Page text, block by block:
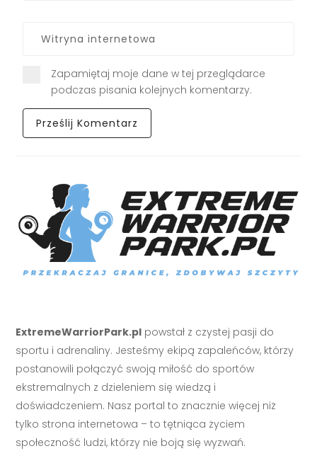
Zapamiętaj moje dane w tej przeglądarce
podczas pisania kolejnych komentarzy.
ExtremeWarriorPark.pl powstał z czystej pasji do
sportu i adrenaliny. Jesteśmy ekipą zapaleńców, którzy
postanowili połączyć swoją miłość do sportów
ekstremalnych z dzieleniem się wiedzą i
doświadczeniem. Nasz portal to znacznie więcej niż
tylko strona internetowa – to tętniąca życiem
społeczność ludzi, którzy nie boją się wyzwań.